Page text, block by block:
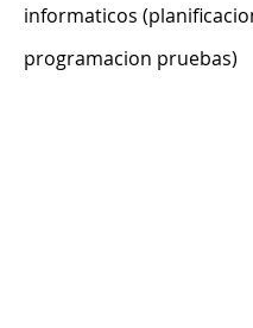
informaticos
programacion pruebas)